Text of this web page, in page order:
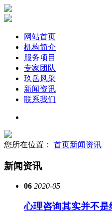
网站首页
机构简介
服务项目
专家团队
玖岳风采
新闻资讯
联系我们
您所在位置： 首页新闻资讯
新闻资讯
06 2020-05
心理咨询其实并不